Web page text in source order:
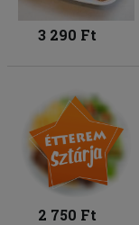
3 290 Ft
2 750 Ft